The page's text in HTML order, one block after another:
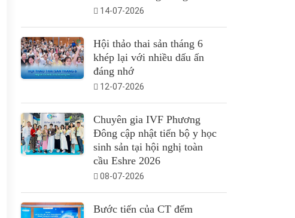
14-07-2026
Hội thảo thai sản tháng 6
khép lại với nhiều dấu ấn
đáng nhớ
12-07-2026
Chuyên gia IVF Phương
Đông cập nhật tiến bộ y học
sinh sản tại hội nghị toàn
cầu Eshre 2026
08-07-2026
Bước tiến của CT đếm